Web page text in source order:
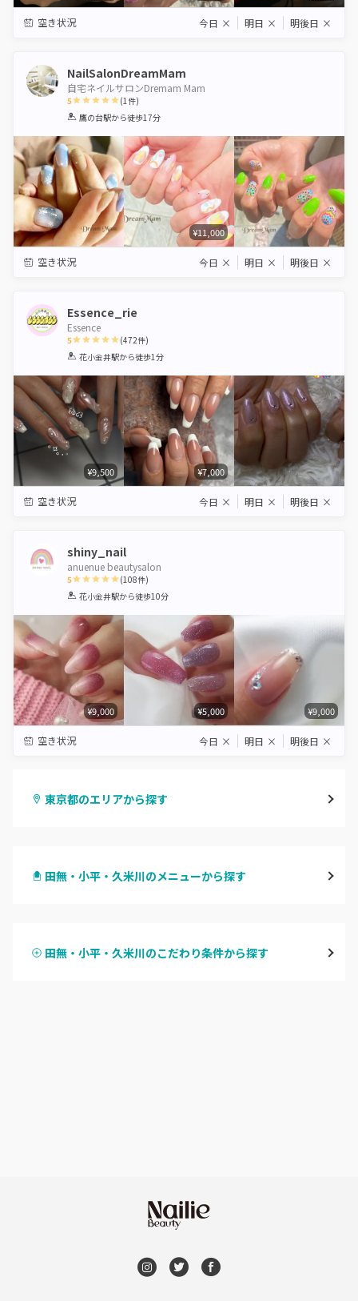
空き状況 今日 × 明日 × 明後日 ×
NailSalonDreamMam
自宅ネイルサロンDremam Mam
5
1 2 3 4 5
(1件)
鷹の台駅から徒歩17分
¥11,000
空き状況 今日 × 明日 × 明後日 ×
Essence_rie
Essence
5
1 2 3 4 5
(472件)
花小金井駅から徒歩1分
¥9,500 ¥7,000
空き状況 今日 × 明日 × 明後日 ×
shiny_nail
anuenue beautysalon
5
1 2 3 4 5
(108件)
花小金井駅から徒歩10分
¥9,000 ¥5,000 ¥9,000
空き状況 今日 × 明日 × 明後日 ×
東京都のエリアから探す
田無・小平・久米川のメニューから探す
ハンドスカルプ
田無・小平・久米川のこだわり条件から探す